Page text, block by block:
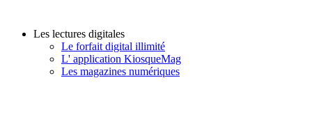
Les lectures digitales
Le forfait digital illimité
L' application KiosqueMag
Les magazines numériques